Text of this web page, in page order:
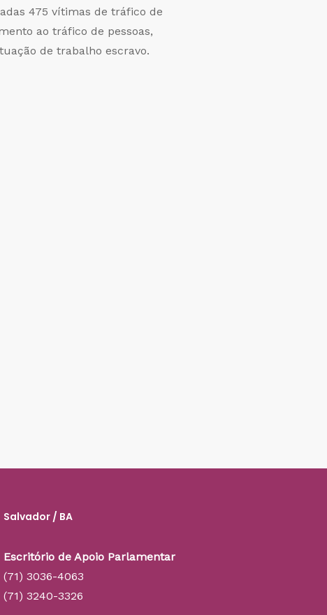
475 vítimas de tráfico de
ao tráfico de pessoas,
de trabalho escravo.
Salvador / BA
Escritório de Apoio Parlamentar
(71) 3036-4063
(71) 3240-3326